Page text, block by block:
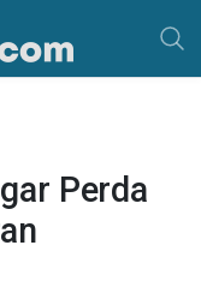
Perda